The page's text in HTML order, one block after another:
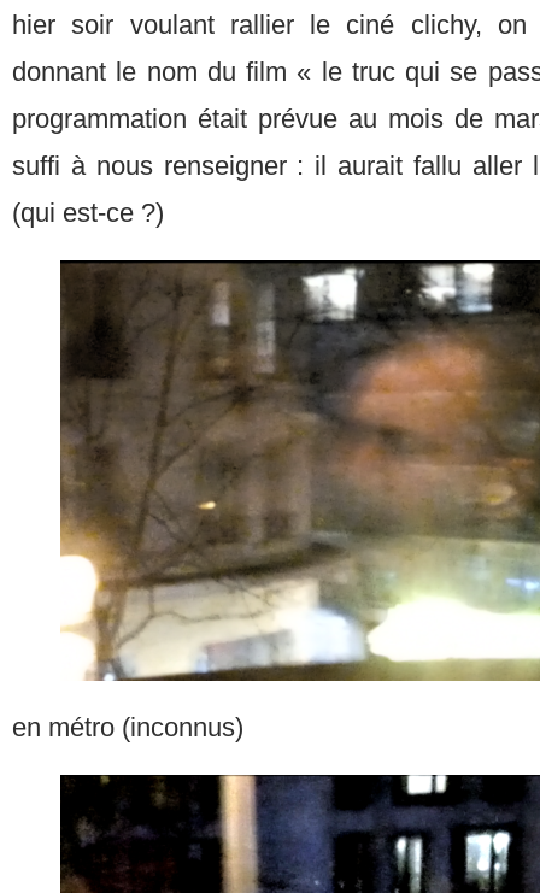
hier soir voulant rallier le ciné clichy, on
donnant le nom du film « le truc qui se
programmation était prévue au mois de
suffi à nous renseigner : il aurait fallu aller
(qui est-ce ?)
en métro (inconnus)